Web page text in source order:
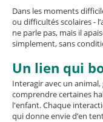
Dans les moments
ou difficultés scolaires -
ne parle pas, mais il
simplement, sans
Un lien qui
Interagir avec un
comprendre certaines
l'enfant. Chaque
qui donne envie d’en